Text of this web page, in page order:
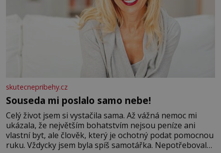
skutecnepribehy.cz
Souseda mi poslalo samo nebe!
Celý život jsem si vystačila sama. Až vážná nemoc mi
ukázala, že největším bohatstvím nejsou peníze ani
vlastní byt, ale člověk, který je ochotný podat pomocnou
ruku. Vždycky jsem byla spíš samotářka. Nepotřebovala